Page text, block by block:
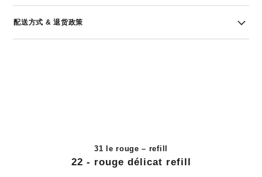
配送方式 & 退货政策
31 le rouge – refill
22 - rouge délicat refill